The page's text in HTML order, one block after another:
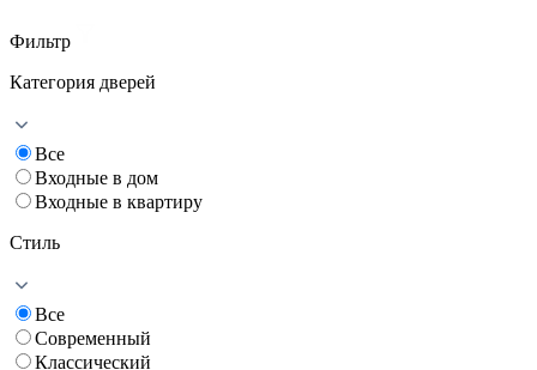
Фильтр
Категория дверей
Все
Входные в дом
Входные в квартиру
Стиль
Все
Современный
Классический